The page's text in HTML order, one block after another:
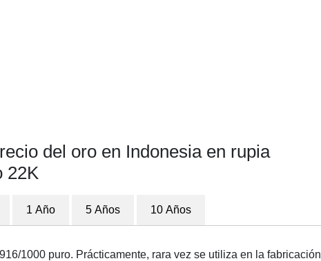
del oro en Indonesia en rupia
22K
1 Año 5 Años 10 Años
1000 puro. Prácticamente, rara vez se utiliza en la fabricación